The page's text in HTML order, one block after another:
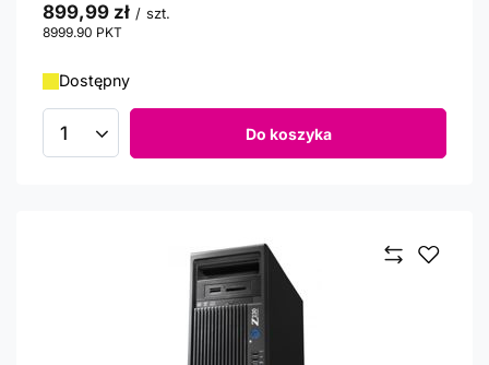
899,99 zł / szt.
8999.90 PKT
Dostępny
Ilość produktów Do koszyka